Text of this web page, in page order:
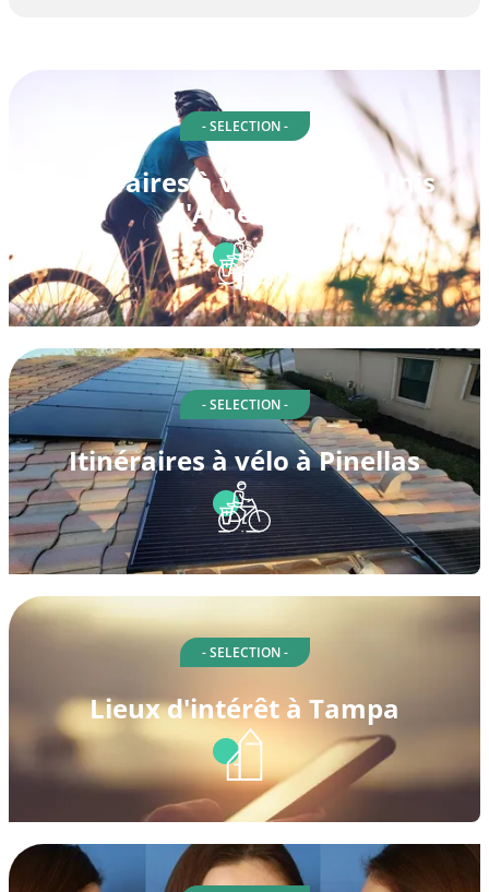
- SELECTION -
Itinéraires à vélo à États-Unis
d'Amérique
- SELECTION -
Itinéraires à vélo à Pinellas
- SELECTION -
Lieux d'intérêt à Tampa